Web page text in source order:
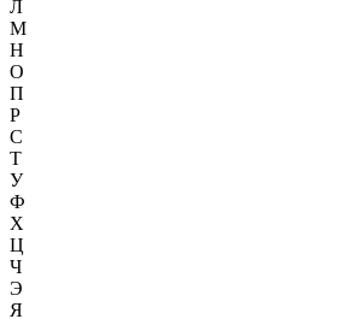
Л
М
Н
О
П
Р
С
Т
У
Ф
Х
Ц
Ч
Э
Я